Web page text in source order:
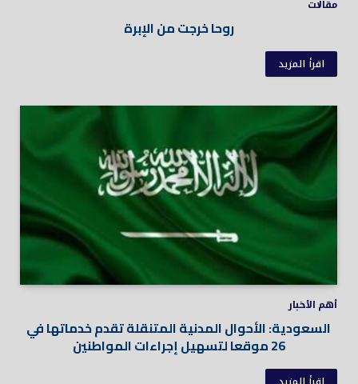
مقالات
روحا خرجت من الإبرة
اقرأ المزيد
أهم الأخبار
السعودية: الأحوال المدنية المتنقلة تقدم خدماتها في
26 موقعا لتسهيل إجراءات المواطنين